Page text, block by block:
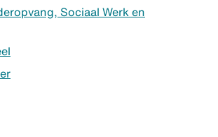
Sociaal Werk en